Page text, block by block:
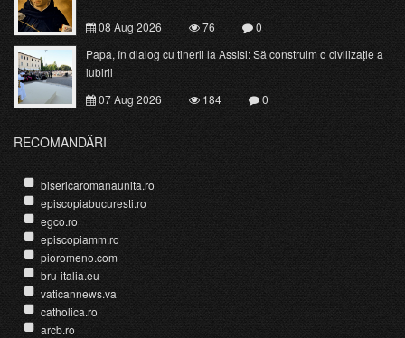
08 Aug 2026 76
0
Papa, în dialog cu tinerii la Assisi: Să construim o civilizație a
iubirii
07 Aug 2026
184 0
RECOMANDĂRI
bisericaromanaunita.ro
episcopiabucuresti.ro
egco.ro
episcopiamm.ro
pioromeno.com
bru-italia.eu
vaticannews.va
catholica.ro
arcb.ro